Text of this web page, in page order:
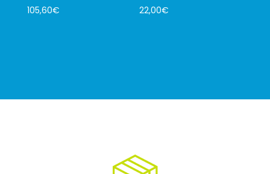
105,60€ 22,00€